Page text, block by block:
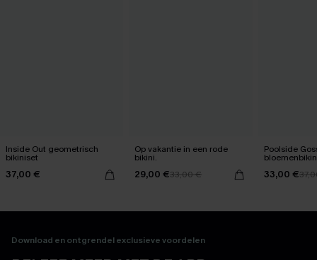
Inside Out geometrisch
bikiniset
37,00 €
Op vakantie in een rode
bikini.
29,00 €33,00 €
Poolside
33,00 €
Download en ontgrendel exclusieve voordelen